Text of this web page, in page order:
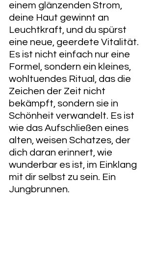
einem glänzenden Strom,
deine Haut gewinnt an
Leuchtkraft, und du spürst
eine neue, geerdete Vitalität.
Es ist nicht einfach nur eine
Formel, sondern ein kleines,
wohltuendes Ritual, das die
Zeichen der Zeit nicht
bekämpft, sondern sie in
Schönheit verwandelt. Es ist
wie das Aufschließen eines
alten, weisen Schatzes, der
dich daran erinnert, wie
wunderbar es ist, im Einklang
mit dir selbst zu sein. Ein
Jungbrunnen.